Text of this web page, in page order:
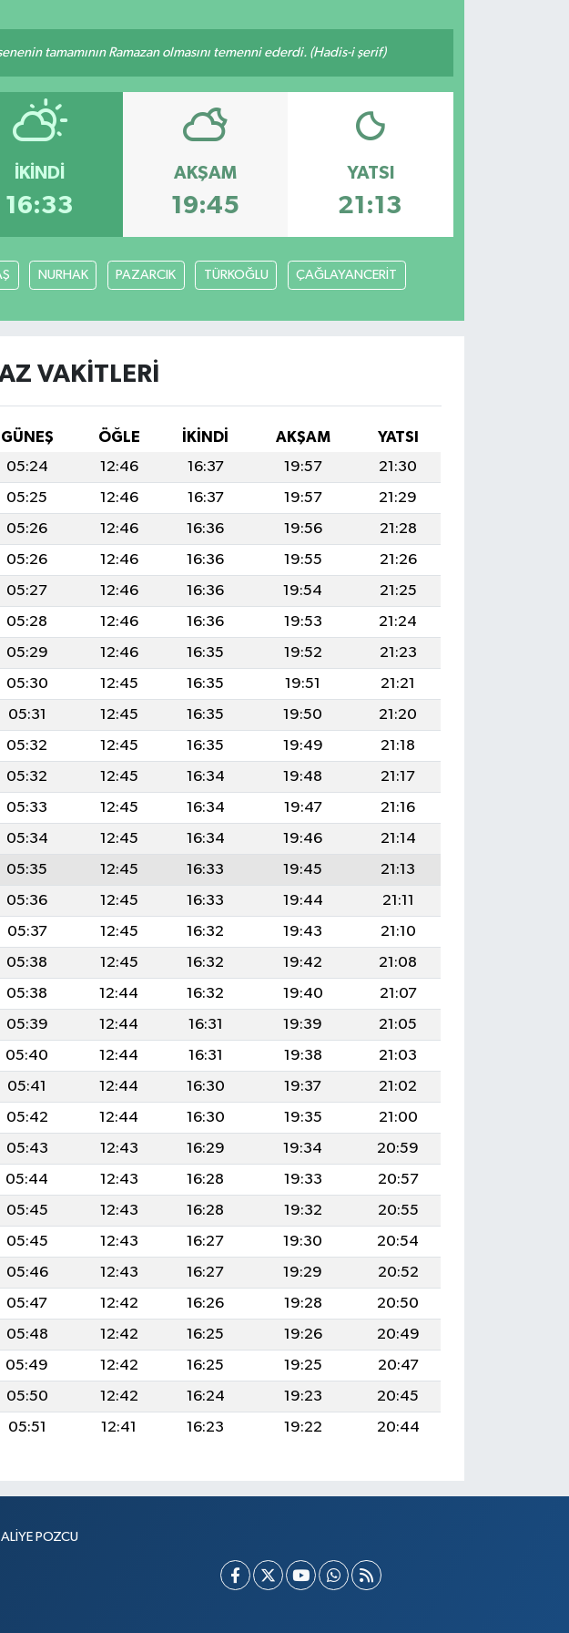
tamamının Ramazan olmasını temenni ederdi. (Hadis-i şerif)
İKINDI
16:33
AKŞAM
19:45
YATSI
21:13
NURHAK PAZARCIK TÜRKOĞLU ÇAĞLAYANCERİT
VAKITLERI
GÜNEŞ ÖĞLE İKINDI AKŞAM
YATSI
05:24 12:46 16:37 19:57
21:30
05:25 12:46 16:37 19:57
21:29
05:26 12:46 16:36 19:56
21:28
05:26 12:46 16:36 19:55
21:26
05:27 12:46 16:36 19:54
21:25
05:28 12:46 16:36 19:53
21:24
05:29 12:46 16:35 19:52
21:23
05:30 12:45 16:35 19:51
21:21
05:31 12:45 16:35 19:50
21:20
05:32 12:45 16:35 19:49
21:18
05:32 12:45 16:34 19:48
21:17
05:33 12:45 16:34 19:47
21:16
05:34 12:45 16:34 19:46
21:14
05:35 12:45 16:33 19:45
21:13
05:36 12:45 16:33 19:44
21:11
05:37 12:45 16:32 19:43
21:10
05:38 12:45 16:32 19:42
21:08
05:38 12:44 16:32 19:40
21:07
05:39 12:44 16:31 19:39
21:05
05:40 12:44 16:31 19:38
21:03
05:41 12:44 16:30 19:37
21:02
05:42 12:44 16:30 19:35
21:00
05:43 12:43 16:29 19:34
20:59
05:44 12:43 16:28 19:33
20:57
05:45 12:43 16:28 19:32
20:55
05:45 12:43 16:27 19:30
20:54
05:46 12:43 16:27 19:29
20:52
05:47 12:42 16:26 19:28
20:50
05:48 12:42 16:25 19:26
20:49
05:49 12:42 16:25 19:25
20:47
05:50 12:42 16:24 19:23
20:45
05:51 12:41 16:23 19:22 20:44
POZCU